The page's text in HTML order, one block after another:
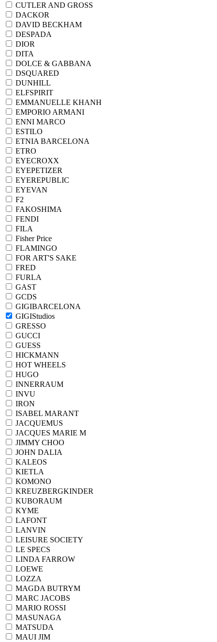
CUTLER AND GROSS
DACKOR
DAVID BECKHAM
DESPADA
DIOR
DITA
DOLCE & GABBANA
DSQUARED
DUNHILL
ELFSPIRIT
EMMANUELLE KHANH
EMPORIO ARMANI
ENNI MARCO
ESTILO
ETNIA BARCELONA
ETRO
EYECROXX
EYEPETIZER
EYEREPUBLIC
EYEVAN
F2
FAKOSHIMA
FENDI
FILA
Fisher Price
FLAMINGO
FOR ART'S SAKE
FRED
FURLA
GAST
GCDS
GIGIBARCELONA
GIGIStudios
GRESSO
GUCCI
GUESS
HICKMANN
HOT WHEELS
HUGO
INNERRAUM
INVU
IRON
ISABEL MARANT
JACQUEMUS
JACQUES MARIE M
JIMMY CHOO
JOHN DALIA
KALEOS
KIETLA
KOMONO
KREUZBERGKINDER
KUBORAUM
KYME
LAFONT
LANVIN
LEISURE SOCIETY
LE SPECS
LINDA FARROW
LOEWE
LOZZA
MAGDA BUTRYM
MARC JACOBS
MARIO ROSSI
MASUNAGA
MATSUDA
MAUI JIM